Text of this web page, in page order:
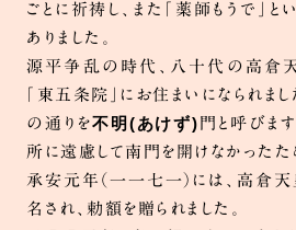
ごとに祈祷し、また「薬師もうで」
ありました。
源平争乱の時代、八十代の高倉
「東五条院」にお住まいになられま
の通りを不明(あけず) 門と呼びま
所に遠慮して南門を開けなかったた
承安元年（一一七一）には、高倉天
名され、勅額を贈られました。